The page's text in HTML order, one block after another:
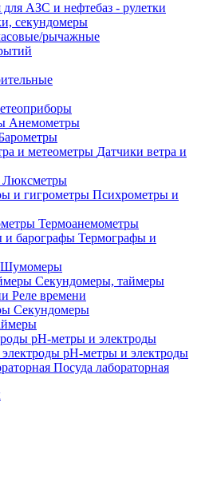
для АЗС и нефтебаз - рулетки
секундомеры
рычажные
Анемометры
Датчики ветра и
Люксметры
Психрометры и
Термоанемометры
Термографы и
Шумомеры
Секундомеры, таймеры
Реле времени
Секундомеры
pH-метры и электроды
pH-метры и электроды
Посуда лабораторная